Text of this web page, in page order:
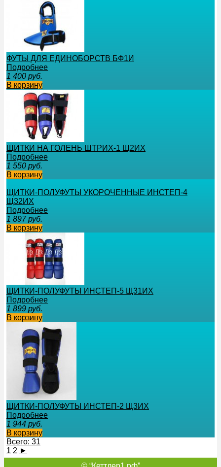
ФУТЫ ДЛЯ ЕДИНОБОРСТВ БФ1И
Подробнее
1 400 руб.
В корзину
ЩИТКИ НА ГОЛЕНЬ ШТРИХ-1 Щ2ИХ
Подробнее
1 550 руб.
В корзину
ЩИТКИ-ПОЛУФУТЫ УКОРОЧЕННЫЕ ИНСТЕП-4
Щ32ИХ
Подробнее
1 897 руб.
В корзину
ЩИТКИ-ПОЛУФУТЫ ИНСТЕП-5 Щ31ИХ
Подробнее
1 899 руб.
В корзину
ЩИТКИ-ПОЛУФУТЫ ИНСТЕП-2 Щ3ИХ
Подробнее
1 944 руб.
В корзину
Всего: 31
1 2 ►